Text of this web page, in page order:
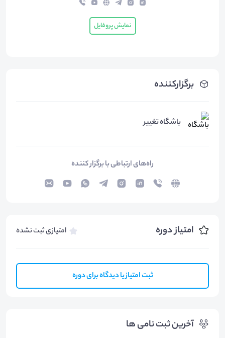
برگزارکننده
باشگاه تغییر
راه‌های ارتباطی با برگزار کننده
امتیاز دوره امتیازی ثبت نشده
ثبت امتیاز یا دیدگاه برای دوره
آخرین ثبت نامی ها
نمایش پروفایل